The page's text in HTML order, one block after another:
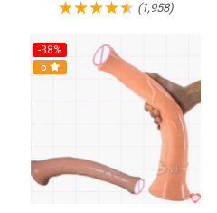
(1,958)
-38%
Hot
5